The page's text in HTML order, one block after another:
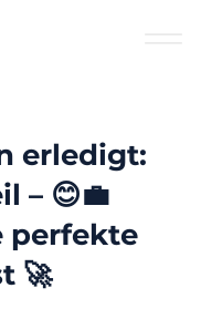
erledigt:
– 😊💼
perfekte
🚀